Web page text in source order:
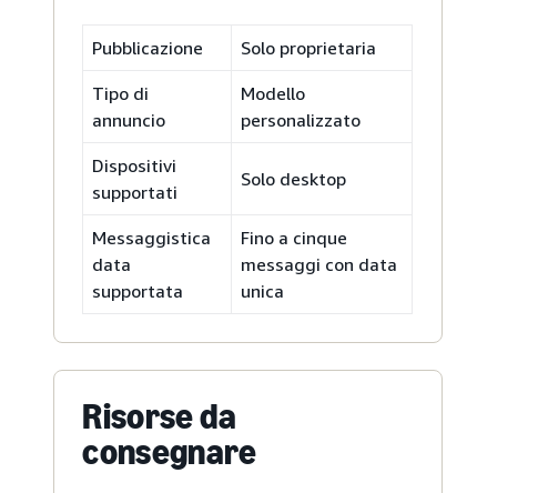
Pubblicazione Solo proprietaria
Tipo di
annuncio
Modello
personalizzato
Dispositivi
supportati
Solo desktop
Messaggistica
data
supportata
Fino a cinque
messaggi con data
unica
Risorse da
consegnare